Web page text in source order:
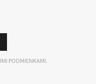
PODMIENKAMI.